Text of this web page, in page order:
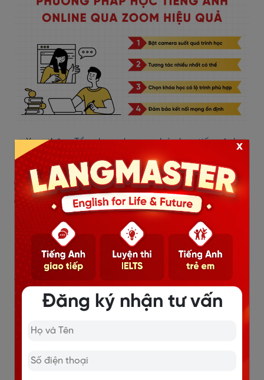
>> Xem thêm:Tổng hợp phương pháp học tiếng Anh
hiệu quả nhất
3.1. Bật camera suốt quá trình học để
đảm bảo tập trung
Hãy luôn bật camera trong suốt buổi học để duy trì sự
kết nối với giáo viên và các học viên khác. Việc này
không chỉ giúp bạn tập trung hơn mà còn tạo cảm
giác như đang học trong lớp học trực tiếp.
Lợi ích:
Giảm tình trạng sao nhãng.
Tạo động lực học tập khi luôn ở trong trạng thái
Đăng ký nhận tư vấn
x